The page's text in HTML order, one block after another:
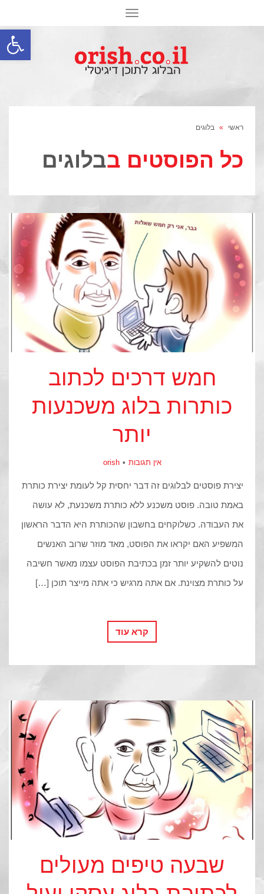
פתח
תפריט
ראשי » בלוגים
כל הפוסטים בבלוגים
חמש דרכים לכתוב
כותרות בלוג משכנעות
יותר
אין תגובות orish
יצירת פוסטים לבלוגים זה דבר יחסית קל לעומת יצירת כותרת
באמת טובה. פוסט משכנע ללא כותרת משכנעת, לא עושה
את העבודה. כשלוקחים בחשבון שהכותרת היא הדבר הראשון
המשפיע האם יקראו את הפוסט, מאד מוזר שרוב האנשים
נוטים להשקיע יותר זמן בכתיבת הפוסט עצמו מאשר חשיבה
על כותרת מצוינת. אם אתה מרגיש כי אתה מייצר תוכן […]
קרא עוד
שבעה טיפים מעולים